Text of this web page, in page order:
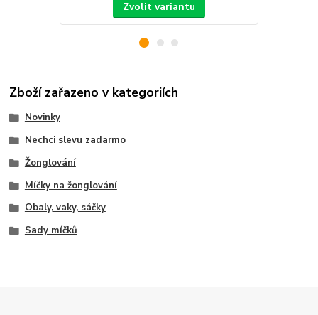
Zvolit variantu
Zboží zařazeno v kategoriích
Novinky
Nechci slevu zadarmo
Žonglování
Míčky na žonglování
Obaly, vaky, sáčky
Sady míčků